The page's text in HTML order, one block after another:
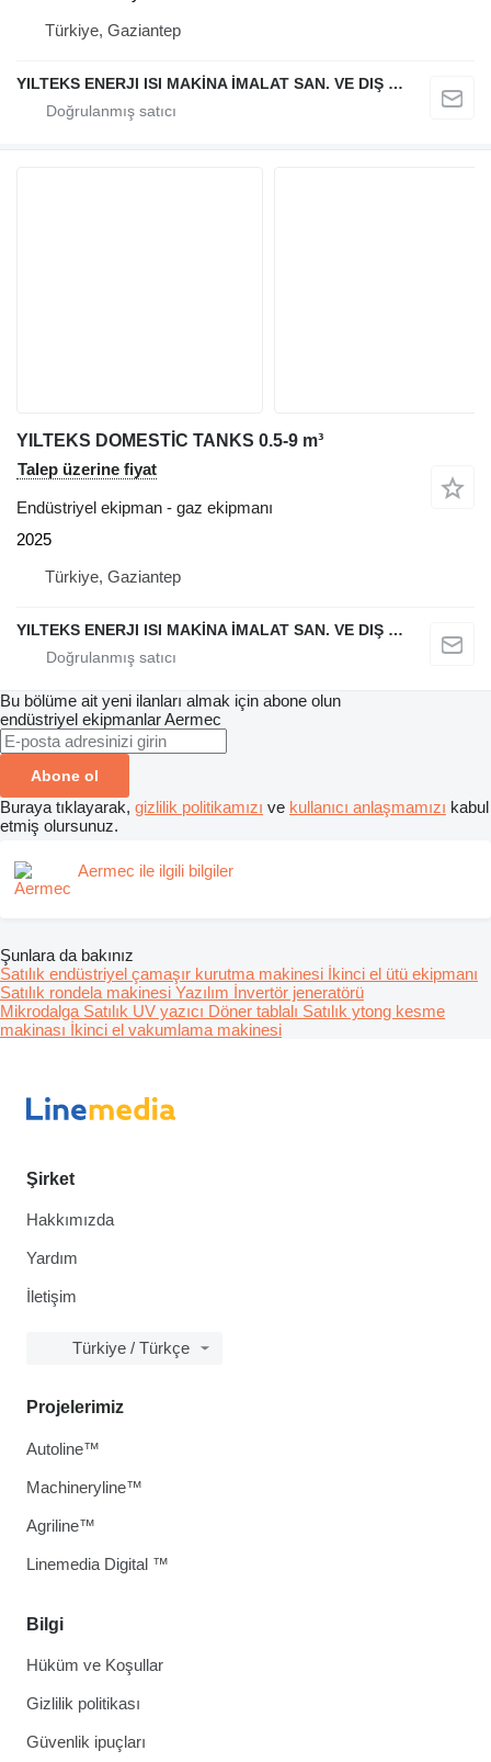
Türkiye, Gaziantep
YILTEKS ENERJI ISI MAKİNA İMALAT SAN. VE DIŞ TİC. LTD. ŞTİ.
YILTEKS DOMESTİC TANKS 0.5-9 m³
Talep üzerine fiyat
Endüstriyel ekipman - gaz ekipmanı
2025
Türkiye, Gaziantep
YILTEKS ENERJI ISI MAKİNA İMALAT SAN. VE DIŞ TİC. LTD. ŞTİ.
Bu bölüme ait yeni ilanları almak için abone olun
endüstriyel ekipmanlarAermec
Abone ol
Buraya tıklayarak, gizlilik politikamızı ve kullanıcı anlaşmamızı kabul
etmiş olursunuz.
Aermec ile ilgili bilgiler
Şunlara da bakınız
Satılık endüstriyel çamaşır kurutma makinesi İkinci el ütü ekipmanı
Satılık rondela makinesi Yazılım İnvertör jeneratörü
Mikrodalga Satılık UV yazıcı Döner tablalı Satılık ytong kesme
makinası İkinci el vakumlama makinesi
Şirket
Hakkımızda
Yardım
İletişim
Türkiye / Türkçe
Bilgi
Hüküm ve Koşullar
Gizlilik politikası
Güvenlik ipuçları
Projelerimiz
Autoline™
Machineryline™
Agriline™
Linemedia Digital ™